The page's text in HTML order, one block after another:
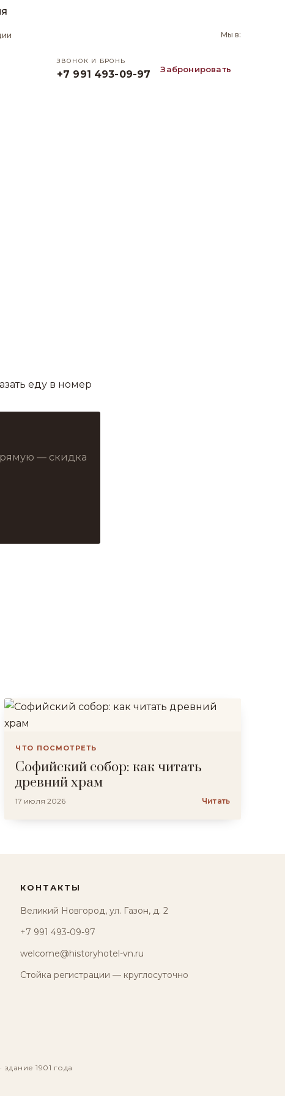
Мы в:
ЗВОНОК И БРОНЬ
+7 991 493-09-97 Забронировать
еду в номер
— скидка
ЧТО ПОСМОТРЕТЬ
Софийский собор: как читать
древний храм
17 июля 2026 Читать
КОНТАКТЫ
Великий Новгород, ул. Газон, д. 2
+7 991 493-09-97
welcome@historyhotel-vn.ru
Стойка регистрации — круглосуточно
1901 года